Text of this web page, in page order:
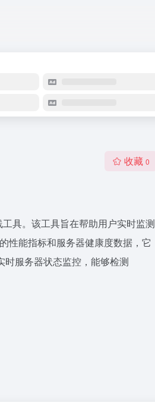
收藏 0
具。该工具旨在帮助用户实时监测
性能指标和服务器健康度数据，它
服务器状态监控，能够检测